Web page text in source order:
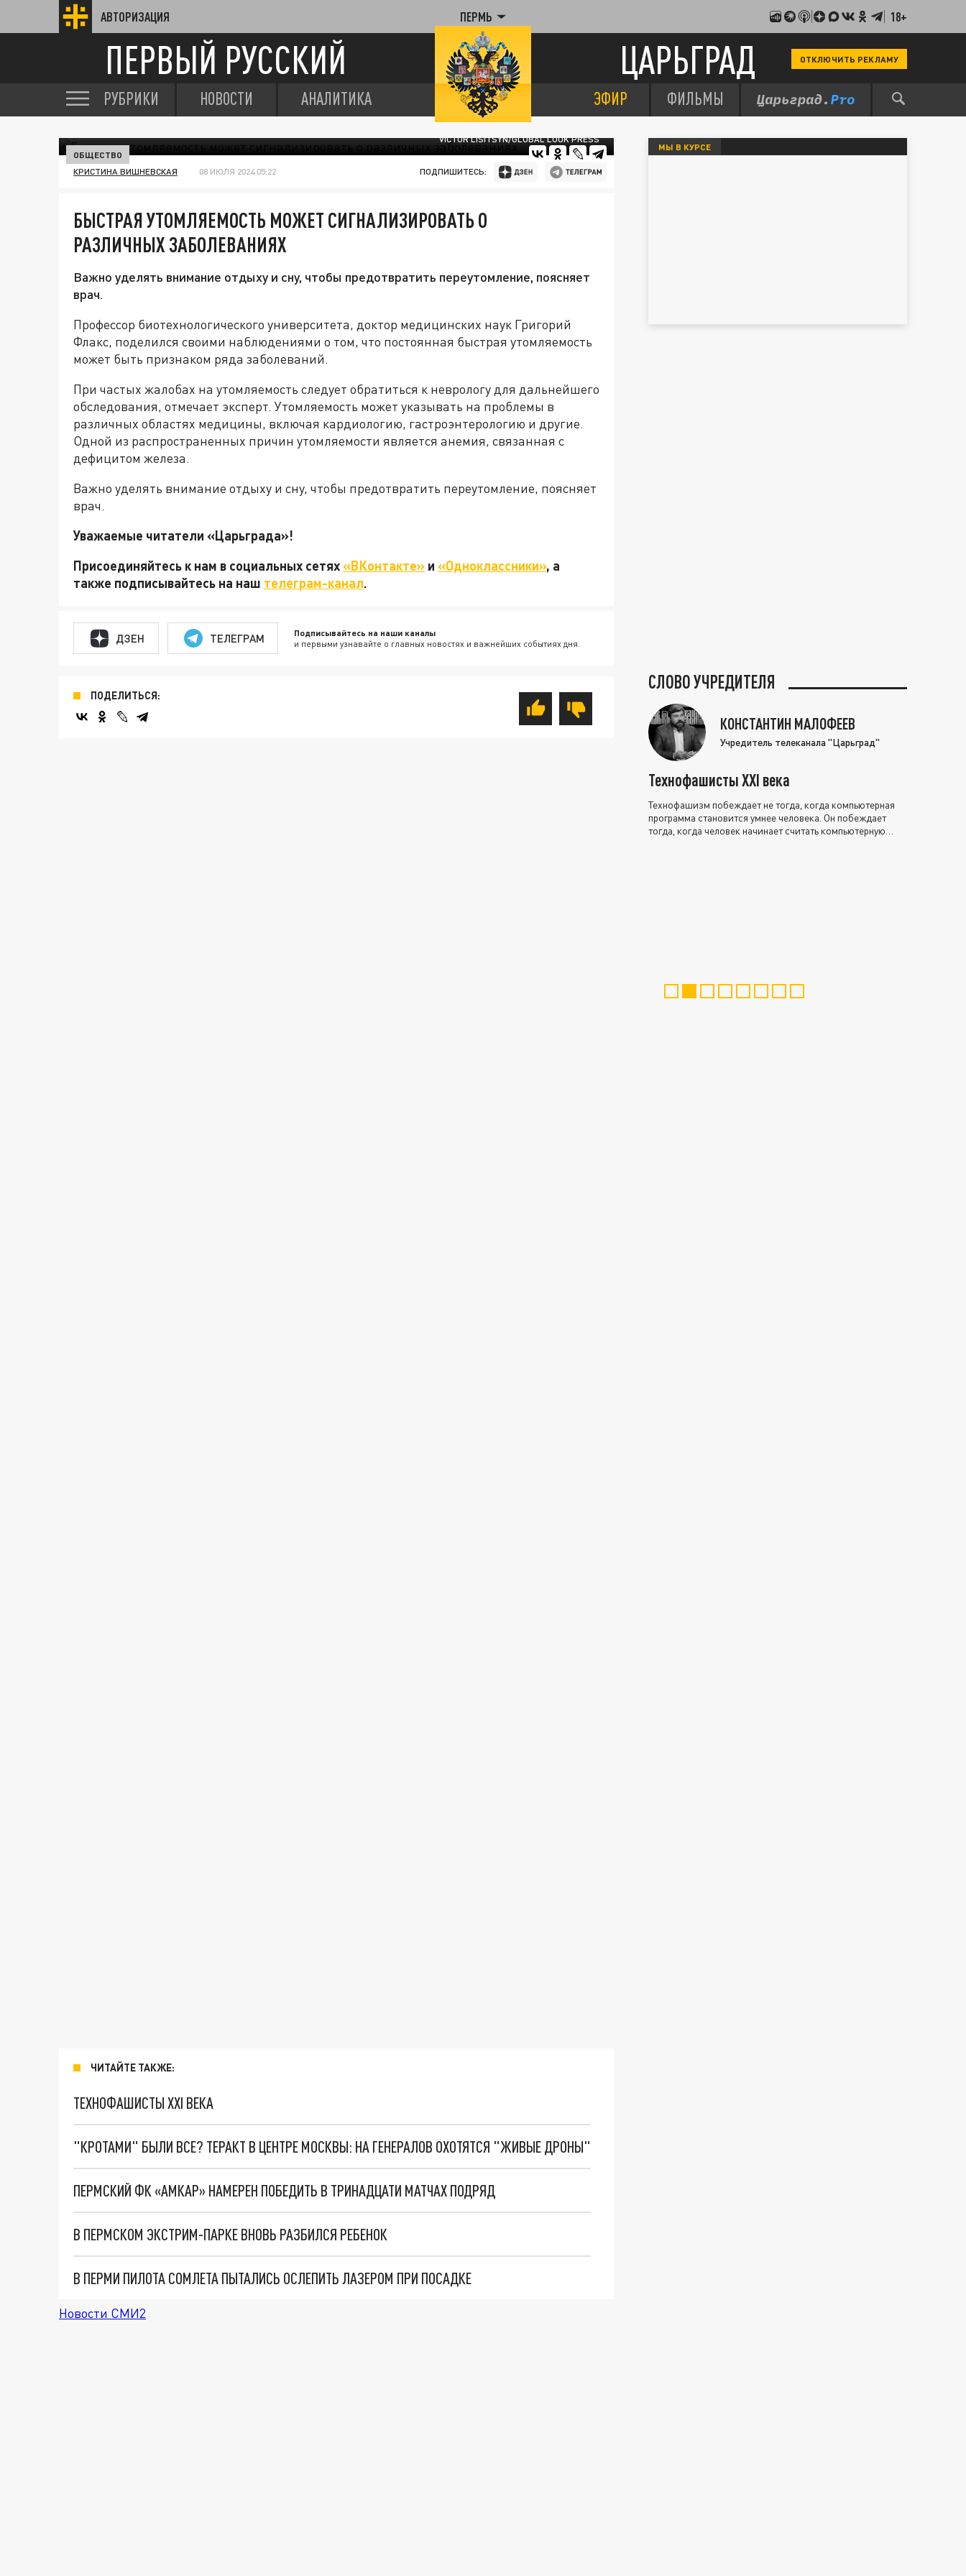
АВТОРИЗАЦИЯ ПЕРМЬ 18+
ПЕРВЫЙ РУССКИЙ ЦАРЬГРАД ОТКЛЮЧИТЬ РЕКЛАМУ
РУБРИКИ НОВОСТИ АНАЛИТИКА ЭФИР ФИЛЬМЫ
VICTOR LISITSYN/GLOBAL LOOK PRESS
ОБЩЕСТВО
КРИСТИНА ВИШНЕВСКАЯ 08 ИЮЛЯ 2024 05:22 ПОДПИШИТЕСЬ:
БЫСТРАЯ УТОМЛЯЕМОСТЬ МОЖЕТ СИГНАЛИЗИРОВАТЬ О
РАЗЛИЧНЫХ ЗАБОЛЕВАНИЯХ
Важно уделять внимание отдыху и сну, чтобы предотвратить переутомление, поясняет
врач.
Профессор биотехнологического университета, доктор медицинских наук Григорий
Флакс, поделился своими наблюдениями о том, что постоянная быстрая утомляемость
может быть признаком ряда заболеваний.
При частых жалобах на утомляемость следует обратиться к неврологу для дальнейшего
обследования, отмечает эксперт. Утомляемость может указывать на проблемы в
различных областях медицины, включая кардиологию, гастроэнтерологию и другие.
Одной из распространенных причин утомляемости является анемия, связанная с
дефицитом железа.
Важно уделять внимание отдыху и сну, чтобы предотвратить переутомление, поясняет
врач.
Уважаемые читатели «Царьграда»!
Присоединяйтесь к нам в социальных сетях«ВКонтакте» и «Одноклассники», а
также подписывайтесь на наш телеграм-канал.
ДЗЕН ТЕЛЕГРАМ Подписывайтесь на наши каналы
и первыми узнавайте о главных новостях и важнейших событиях дня.
ПОДЕЛИТЬСЯ:
ЧИТАЙТЕ ТАКЖЕ:
ТЕХНОФАШИСТЫ XXI ВЕКА
"КРОТАМИ" БЫЛИ ВСЕ? ТЕРАКТ В ЦЕНТРЕ МОСКВЫ: НА ГЕНЕРАЛОВ ОХОТЯТСЯ "ЖИВЫЕ ДРОНЫ"
ПЕРМСКИЙ ФК «АМКАР» НАМЕРЕН ПОБЕДИТЬ В ТРИНАДЦАТИ МАТЧАХ ПОДРЯД
В ПЕРМСКОМ ЭКСТРИМ-ПАРКЕ ВНОВЬ РАЗБИЛСЯ РЕБЕНОК
В ПЕРМИ ПИЛОТА СОМЛЕТА ПЫТАЛИСЬ ОСЛЕПИТЬ ЛАЗЕРОМ ПРИ ПОСАДКЕ
Новости СМИ2
МЫ В КУРСЕ
СЛОВО УЧРЕДИТЕЛЯ
КОНСТАНТИН МАЛОФЕЕВ
Учредитель телеканала "Царьград"
Технофашисты XXI века
Технофашизм побеждает не тогда, когда компьютерная
программа становится умнее человека. Он побеждает
тогда, когда человек начинает считать компьютерную